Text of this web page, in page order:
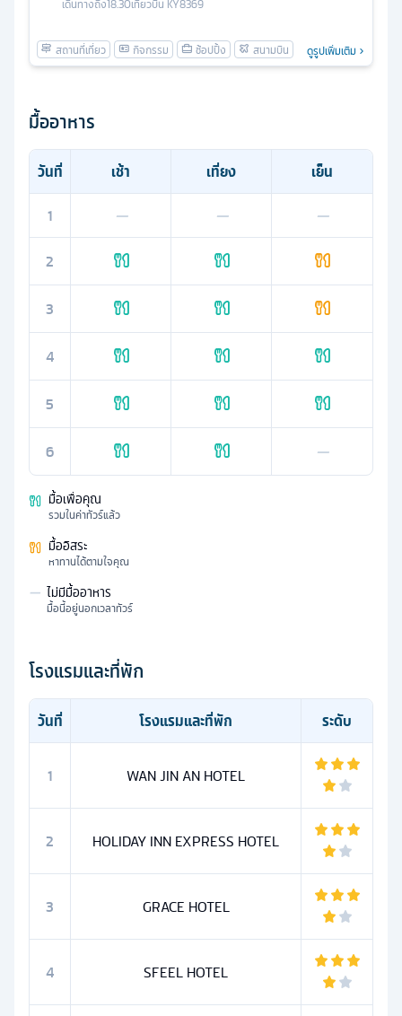
เดินทางถึง18.30เที่ยวบิน KY8369
ดูรูปเพิ่มเติม
มื้ออาหาร
วันที่ เช้า เที่ยง
เย็น
1
— —
—
2
3
4
5
6 —
มื้อเพื่อคุณ
รวมในค่าทัวร์แล้ว
มื้ออิสระ
หาทานได้ตามใจคุณ
— ไม่มีมื้ออาหาร
มื้อนี้อยู่นอกเวลาทัวร์
โรงแรมและที่พัก
วันที่ โรงแรมและที่พัก ระดับ
1 WAN JIN AN HOTEL
2 HOLIDAY INN EXPRESS HOTEL
3 GRACE HOTEL
4 SFEEL HOTEL